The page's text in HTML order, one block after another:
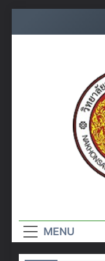
MENU